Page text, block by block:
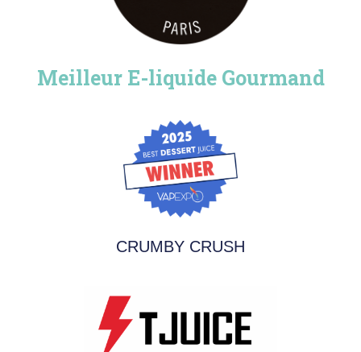
Meilleur E-liquide Gourmand
CRUMBY CRUSH